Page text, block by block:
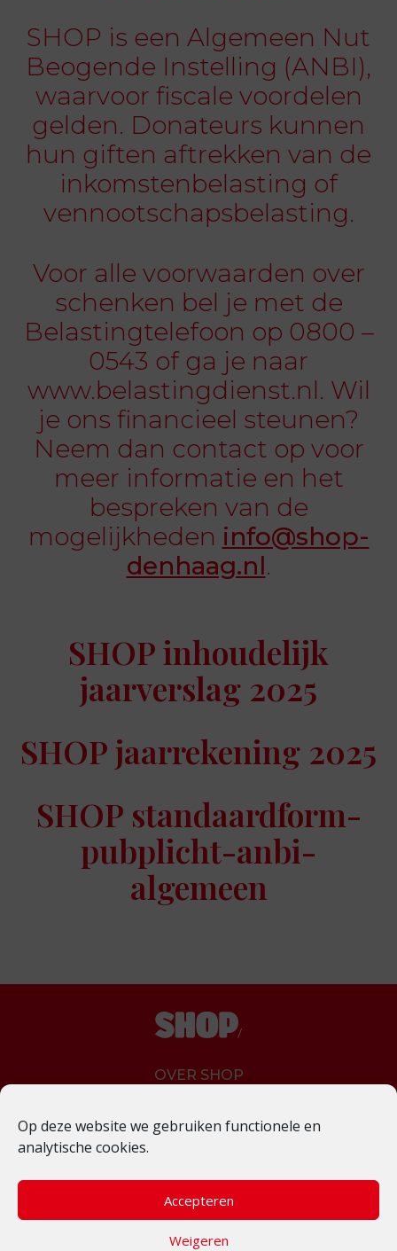
Op deze website we gebruiken functionele en
analytische cookies.
Accepteren
Weigeren
SHOP is een Algemeen Nut
Beogende Instelling (ANBI),
waarvoor fiscale voordelen
gelden. Donateurs kunnen
hun giften aftrekken van de
inkomstenbelasting of
vennootschapsbelasting.
Voor alle voorwaarden over
schenken bel je met de
Belastingtelefoon op 0800 –
0543 of ga je naar
www.belastingdienst.nl. Wil
je ons financieel steunen?
Neem dan contact op voor
meer informatie en het
bespreken van de
mogelijkheden info@shop-
denhaag.nl.
SHOP inhoudelijk
jaarverslag 2025
SHOP jaarrekening 2025
SHOP standaardform-
pubplicht-anbi-
algemeen
OVER SHOP
DONEREN
PRIVACYBELEID
CONTACT